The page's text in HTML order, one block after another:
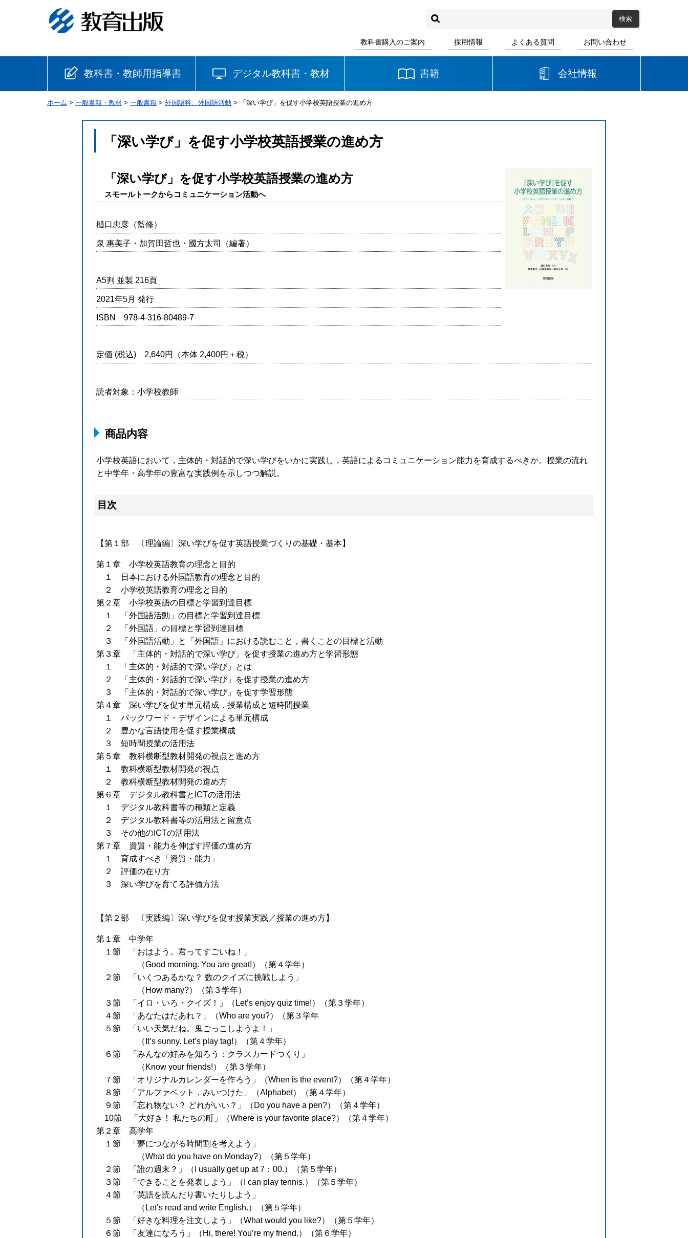
教科書購入のご案内 採用情報 よくある質問 お問い合わせ
教科書・教師用指導書
小学校
書写 社会
道徳
中学校
国語 書写
英語
デジタル教科書・教材 書籍 会社情報
ホーム > 一般書籍・教材 > 一般書籍 > 外国語科、外国語活動 > 「深い学び」を促す小学校英語授業の進め方
「深い学び」を促す小学校英語授業の進め方
「深い学び」を促す小学校英語授業の進め方
スモールトークからコミュニケーション活動へ
樋口忠彦（監修）
泉 惠美子・加賀田哲也・國方太司（編著）
A5判 並製 216頁
2021年5月 発行
ISBN 978-4-316-80489-7
定価 (税込) 2,640円（本体 2,400円＋税）
読者対象：小学校教師
商品内容
小学校英語において，主体的・対話的で深い学びをいかに実践し，英語によるコミュニケーション能力を育成するべきか。授業の流れ
と中学年・高学年の豊富な実践例を示しつつ解説。
目次
【第１部 〔理論編〕深い学びを促す英語授業づくりの基礎・基本】
第１章 小学校英語教育の理念と目的
１ 日本における外国語教育の理念と目的
２ 小学校英語教育の理念と目的
第２章 小学校英語の目標と学習到達目標
１ 「外国語活動」の目標と学習到達目標
２ 「外国語」の目標と学習到達目標
３ 「外国語活動」と「外国語」における読むこと，書くことの目標と活動
第３章 「主体的・対話的で深い学び」を促す授業の進め方と学習形態
１ 「主体的・対話的で深い学び」とは
２ 「主体的・対話的で深い学び」を促す授業の進め方
３ 「主体的・対話的で深い学び」を促す学習形態
第４章 深い学びを促す単元構成，授業構成と短時間授業
１ バックワード・デザインによる単元構成
２ 豊かな言語使用を促す授業構成
３ 短時間授業の活用法
第５章 教科横断型教材開発の視点と進め方
１ 教科横断型教材開発の視点
２ 教科横断型教材開発の進め方
第６章 デジタル教科書とICTの活用法
１ デジタル教科書等の種類と定義
２ デジタル教科書等の活用法と留意点
３ その他のICTの活用法
第７章 資質・能力を伸ばす評価の進め方
１ 育成すべき「資質・能力」
２ 評価の在り方
３ 深い学びを育てる評価方法
【第２部 〔実践編〕深い学びを促す授業実践／授業の進め方】
第１章 中学年
１節 「おはよう。君ってすごいね！」
（Good morning. You are great!）（第４学年）
２節 「いくつあるかな？ 数のクイズに挑戦しよう」
（How many?）（第３学年）
３節 「イロ・いろ・クイズ！」（Let’s enjoy quiz time!）（第３学年）
４節 「あなたはだあれ？」（Who are you?）（第３学年
５節 「いい天気だね。鬼ごっこしようよ！」
（It’s sunny. Let’s play tag!）（第４学年）
６節 「みんなの好みを知ろう：クラスカードつくり」
（Know your friends!）（第３学年）
７節 「オリジナルカレンダーを作ろう」（When is the event?）（第４学年）
８節 「アルファベット，みいつけた」（Alphabet）（第４学年）
９節 「忘れ物ない？ どれがいい？」（Do you have a pen?）（第４学年）
10節 「大好き！ 私たちの町」（Where is your favorite place?）（第４学年）
第２章 高学年
１節 「夢につながる時間割を考えよう」
（What do you have on Monday?）（第５学年）
２節 「誰の週末？」（I usually get up at 7：00.）（第５学年）
３節 「できることを発表しよう」（I can play tennis.）（第５学年）
４節 「英語を読んだり書いたりしよう」
（Let’s read and write English.）（第５学年）
５節 「好きな料理を注文しよう」（What would you like?）（第５学年）
６節 「友達になろう」（Hi, there! You’re my friend.）（第６学年）